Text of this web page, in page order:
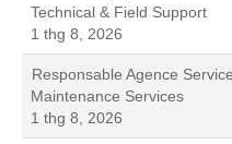
Technical & Field Support
1 thg 8, 2026
Responsable Agence
Maintenance Services
1 thg 8, 2026